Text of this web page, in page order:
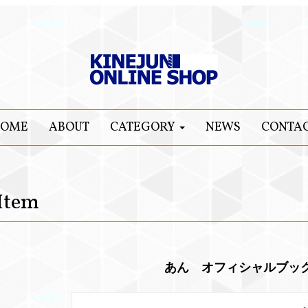
ABOUT CATEGORY NEWS
あん オフィシャルブッ